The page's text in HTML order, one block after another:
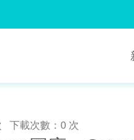
下載次數：0 次